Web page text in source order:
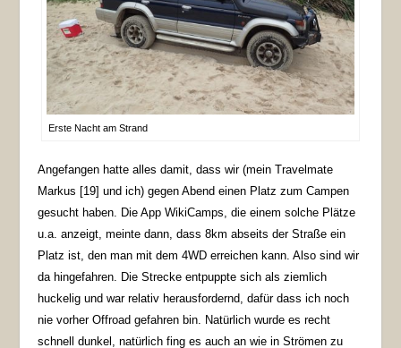
Erste Nacht am Strand
Angefangen hatte alles damit, dass wir (mein Travelmate
Markus [19] und ich) gegen Abend einen Platz zum Campen
gesucht haben. Die App WikiCamps, die einem solche Plätze
u.a. anzeigt, meinte dann, dass 8km abseits der Straße ein
Platz ist, den man mit dem 4WD erreichen kann. Also sind wir
da hingefahren. Die Strecke entpuppte sich als ziemlich
huckelig und war relativ herausfordernd, dafür dass ich noch
nie vorher Offroad gefahren bin. Natürlich wurde es recht
schnell dunkel, natürlich fing es auch an wie in Strömen zu